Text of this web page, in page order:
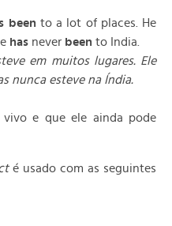
been to a lot of places. He
has never been to India.
em muitos lugares. Ele
nunca esteve na Índia.
vivo e que ele ainda pode
é usado com as seguintes